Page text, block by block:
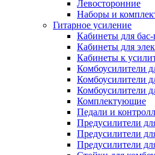
Левосторонние
Наборы и
Гитарное усиление
Кабинеты для
Кабинеты для
Кабинеты к
Комбоусилители
Комбоусилители
Комбоусилители
Комплектующие
Педали и
Предусилители
Предусилители
Предусилители